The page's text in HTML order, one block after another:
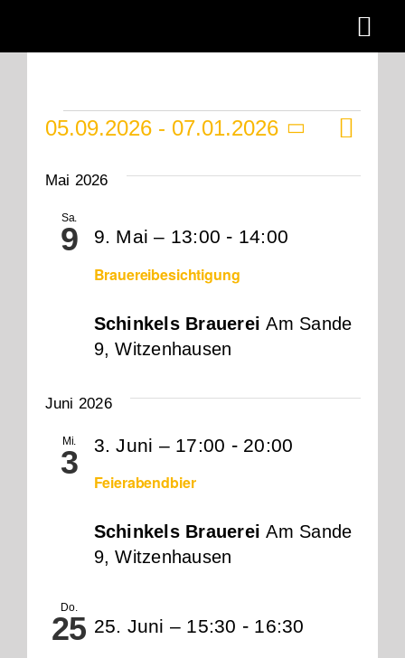
Für
Liste
05.09.2026 - 07.01.2026
wählen.
Mai 2026
Sa.
9
Brauereibesichtigung
9. Mai – 13:00 - 14:00
Schinkels BrauereiAm Sande
9, Witzenhausen
Juni 2026
Mi.
3
Feierabendbier
3. Juni – 17:00 - 20:00
Schinkels BrauereiAm Sande
9, Witzenhausen
Do.
25 25. Juni – 15:30 - 16:30